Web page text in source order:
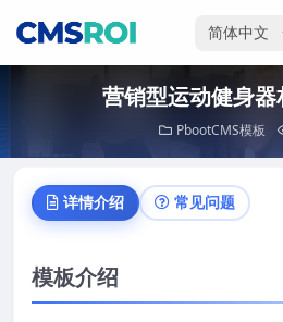
选择语言
营销型运动健身
PbootCMS模板
详情介绍 常见问题
模板介绍